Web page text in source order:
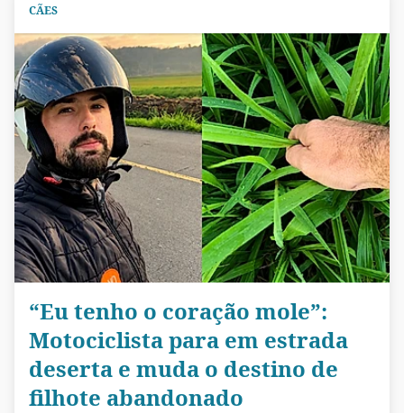
CÃES
“Eu tenho o coração mole”:
Motociclista para em estrada
deserta e muda o destino de
filhote abandonado